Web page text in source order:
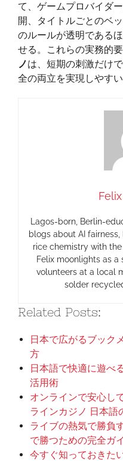
て、ゲームプロバイダ
開、タイトルごとのベ
のルールが透明である
せる。これらの実務的
ノは、短期の刺激だけ
全の両立を実現しやすい
Lagos-born, Berlin-
blogs about AI
rice chemistry with
Felix moonlights as
volunteers at a local
solder
Related Posts:
日本で広がるブック
方
日本語で快適に遊べ
活用術
オンラインで安心し
ラインカジノ 日本語
ライブの熱気で勝負
で勝つための完全ガ
今すぐ知っておきた